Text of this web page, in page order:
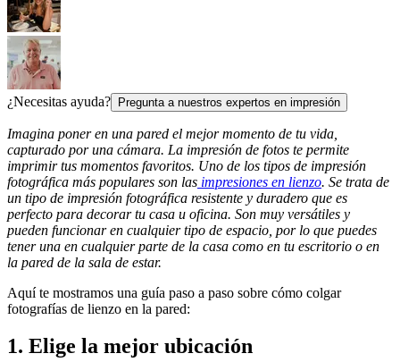
¿Necesitas ayuda? Pregunta a nuestros expertos en impresión
Imagina poner en una pared el mejor momento de tu vida,
capturado por una cámara. La impresión de fotos te permite
imprimir tus momentos favoritos. Uno de los tipos de impresión
fotográfica más populares son las impresiones en lienzo. Se trata de
un tipo de impresión fotográfica resistente y duradero que es
perfecto para decorar tu casa u oficina. Son muy versátiles y
pueden funcionar en cualquier tipo de espacio, por lo que puedes
tener una en cualquier parte de la casa como en tu escritorio o en
la pared de la sala de estar.
Aquí te mostramos una guía paso a paso sobre cómo colgar
fotografías de lienzo en la pared:
1. Elige la mejor ubicación